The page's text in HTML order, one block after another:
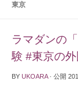
東京
ラマダンの
験 #東京の
BY UKOARA · 公開